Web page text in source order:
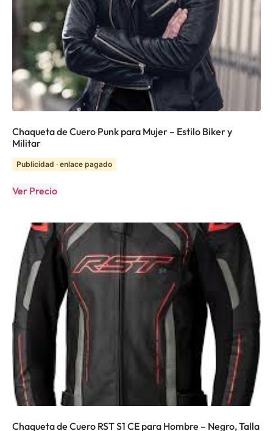
Chaqueta de Cuero Punk para Mujer – Estilo Biker y
Militar
Publicidad · enlace pagado
Ver Precio
Chaqueta de Cuero RST S1 CE para Hombre – Negro, Talla